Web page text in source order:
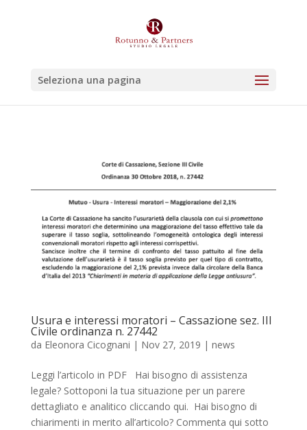
Seleziona una pagina
Usura e interessi moratori – Cassazione sez. III
Civile ordinanza n. 27442
da Eleonora Cicognani | Nov 27, 2019 | news
Leggi l’articolo in PDF Hai bisogno di assistenza
legale? Sottoponi la tua situazione per un parere
dettagliato e analitico cliccando qui. Hai bisogno di
chiarimenti in merito all’articolo? Commenta qui sotto